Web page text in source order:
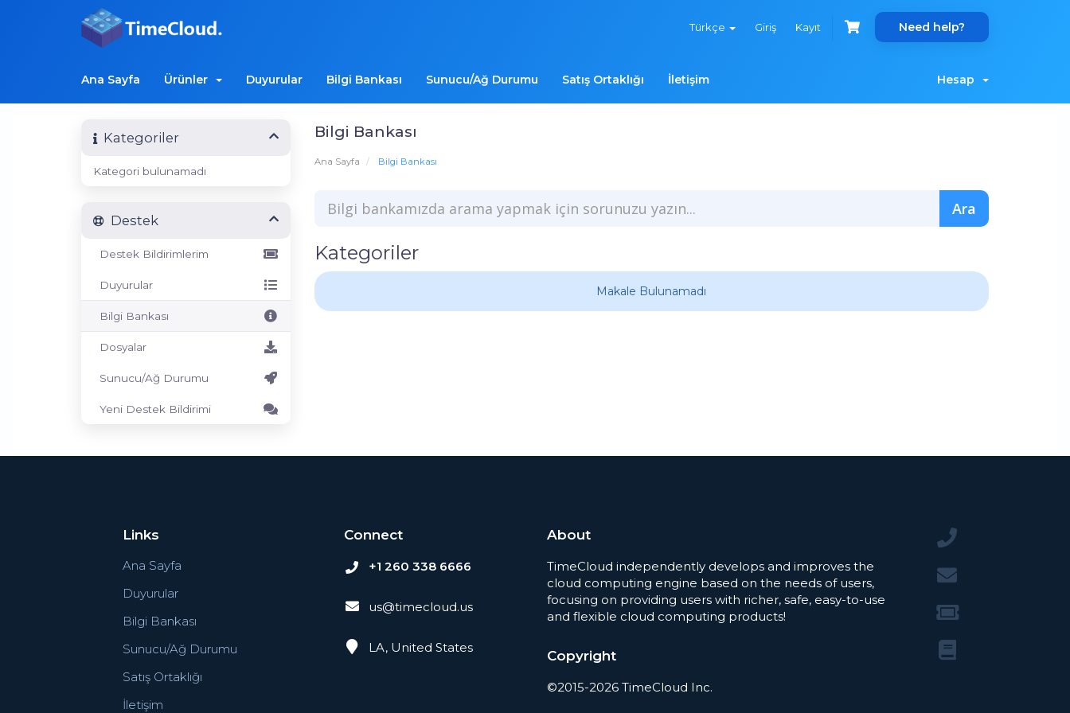
Türkçe Giriş Kayıt Need help?
Ana Sayfa Ürünler Duyurular Bilgi Bankası Sunucu/Ağ Durumu Satış Ortaklığı İletişim Hesap
Bilgi Bankası
Ana Sayfa Bilgi Bankası
Kategoriler
Kategori bulunamadı
Kategoriler
Makale Bulunamadı
Destek
Destek Bildirimlerim
Duyurular
Bilgi Bankası
Dosyalar
Sunucu/Ağ Durumu
Yeni Destek Bildirimi
Links
Ana Sayfa
Duyurular
Bilgi Bankası
Sunucu/Ağ Durumu
Satış Ortaklığı
İletişim
Connect
+1 260 338 6666
us@timecloud.us
LA, United States
About
TimeCloud independently develops and improves the
cloud computing engine based on the needs of users,
focusing on providing users with richer, safe, easy-to-use
and flexible cloud computing products!
Copyright
©2015-2026 TimeCloud Inc.